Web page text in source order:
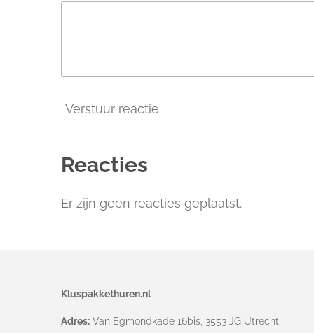
Verstuur reactie
Reacties
Er zijn geen reacties geplaatst.
Kluspakkethuren.nl
Adres: Van Egmondkade 16bis, 3553 JG Utrecht